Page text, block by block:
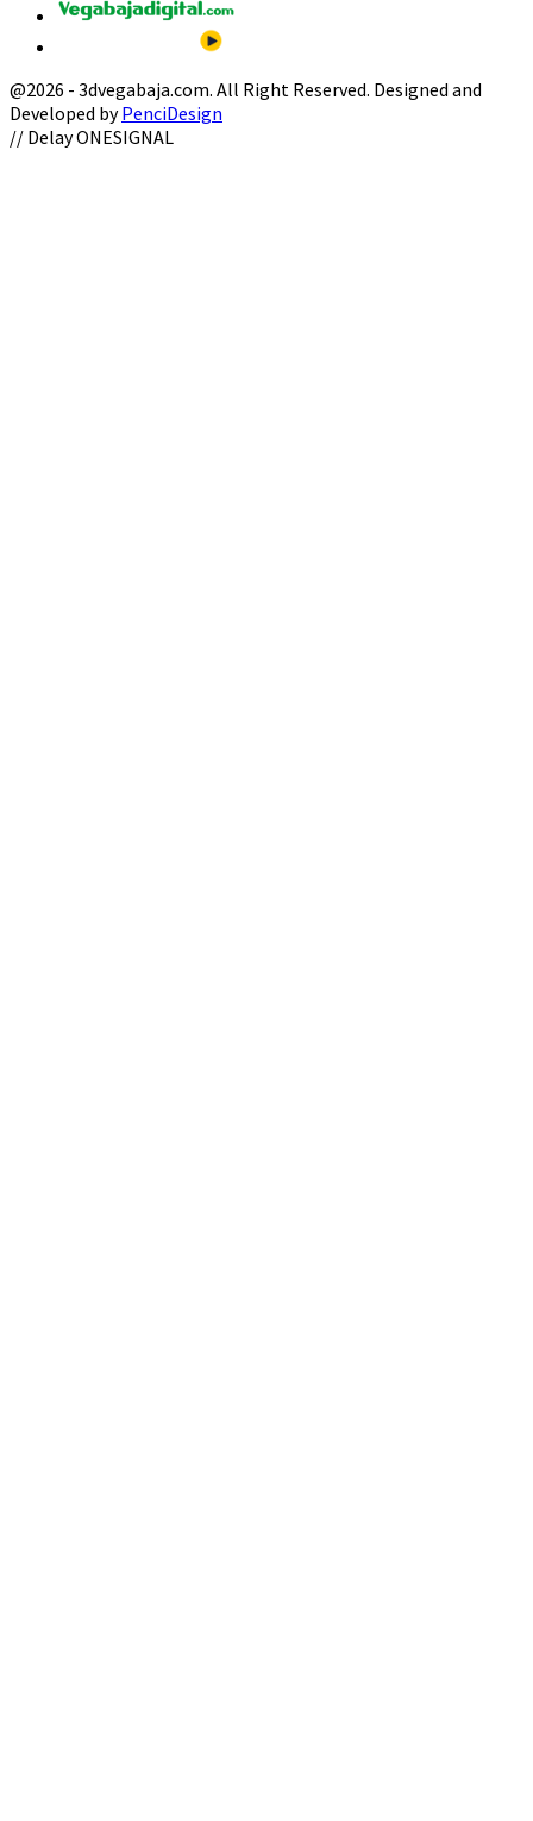
@2026 - 3dvegabaja.com. All Right Reserved. Designed and
Developed byPenciDesign
Facebook
Twitter
Instagram
Youtube
Email
// Delay ONESIGNAL